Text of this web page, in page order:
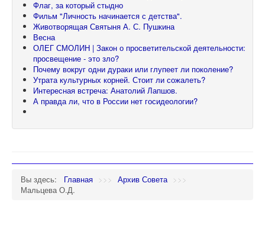
Флаг, за который стыдно
Фильм "Личность начинается с детства".
Животворящая Святыня А. С. Пушкина
Весна
ОЛЕГ СМОЛИН | Закон о просветительской деятельности:
просвещение - это зло?
Почему вокруг одни дураки или глупеет ли поколение?
Утрата культурных корней. Стоит ли сожалеть?
Интересная встреча: Анатолий Лапшов.
А правда ли, что в России нет госидеологии?
Вы здесь: Главная >>> Архив Совета >>>
Мальцева О.Д.